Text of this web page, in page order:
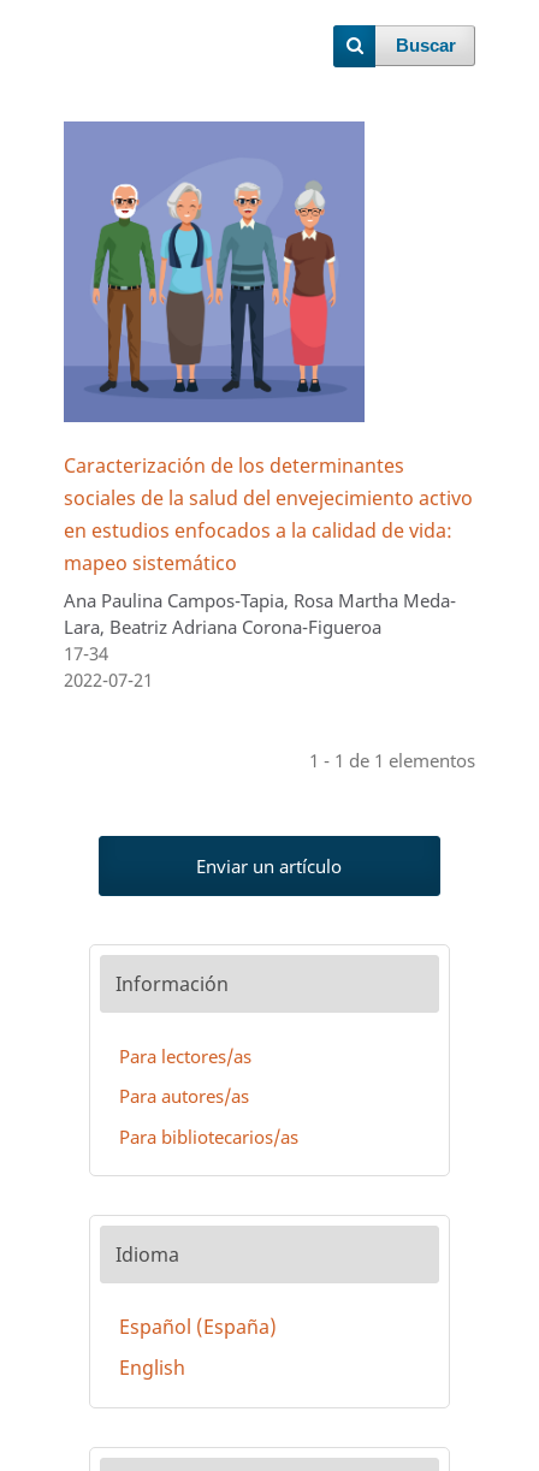
Buscar
Caracterización de los determinantes
sociales de la salud del envejecimiento activo
en estudios enfocados a la calidad de vida:
mapeo sistemático
Ana Paulina Campos-Tapia, Rosa Martha Meda-
Lara, Beatriz Adriana Corona-Figueroa
17-34
2022-07-21
1 - 1 de 1 elementos
Enviar un artículo
Información
Para lectores/as
Para autores/as
Para bibliotecarios/as
Idioma
Español (España)
English